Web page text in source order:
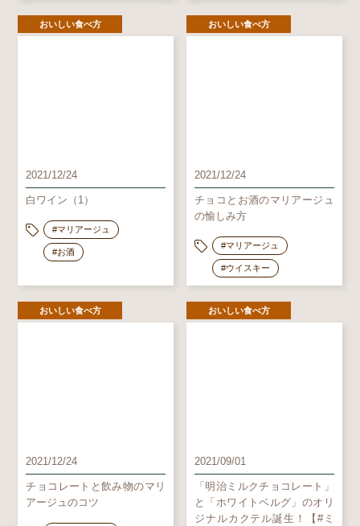
おいしい食べ方
2021/12/24
白ワイン（1）
#マリアージュ
#お酒
おいしい食べ方
2021/12/24
チョコとお酒のマリアージュ
の愉しみ方
#マリアージュ
#ウイスキー
おいしい食べ方
2021/12/24
チョコレートと飲み物のマリ
アージュのコツ
おいしい食べ方
2021/09/01
「明治ミルクチョコレート」
と「ホワイトベルグ」のオリ
ジナルカクテル誕生！【#ミ